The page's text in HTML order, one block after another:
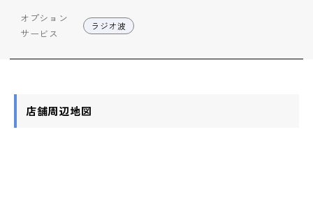
オプション
サービス
ラジオ波
店舗周辺地図